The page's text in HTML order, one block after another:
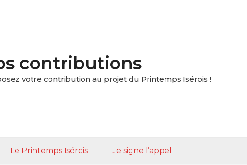
contributions
votre contribution au projet du Printemps Isérois !
Le Printemps Isérois Je signe l’appel